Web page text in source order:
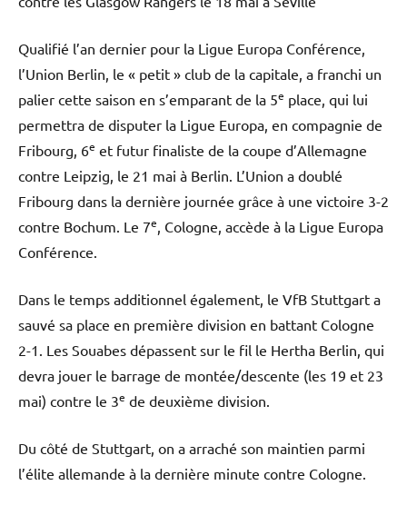
Qualifié l’an dernier pour la Ligue Europa Conférence,
l’Union Berlin, le « petit » club de la capitale, a franchi un
palier cette saison en s’emparant de la 5e place, qui lui
permettra de disputer la Ligue Europa, en compagnie de
Fribourg, 6e et futur finaliste de la coupe d’Allemagne
contre Leipzig, le 21 mai à Berlin. L’Union a doublé
Fribourg dans la dernière journée grâce à une victoire 3-2
contre Bochum. Le 7e, Cologne, accède à la Ligue Europa
Conférence.
Dans le temps additionnel également, le VfB Stuttgart a
sauvé sa place en première division en battant Cologne
2-1. Les Souabes dépassent sur le fil le Hertha Berlin, qui
devra jouer le barrage de montée/descente (les 19 et 23
mai) contre le 3e de deuxième division.
Du côté de Stuttgart, on a arraché son maintien parmi
l’élite allemande à la dernière minute contre Cologne.